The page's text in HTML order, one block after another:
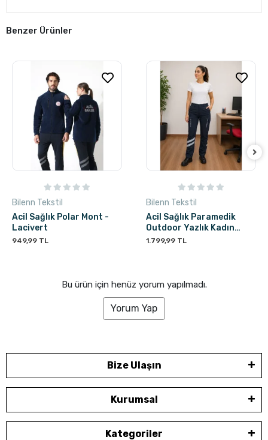
Benzer Ürünler
Bilenn Tekstil
Acil Sağlık Polar Mont -
Lacivert
949,99 TL
Bilenn Tekstil
Acil Sağlık Paramedik
Outdoor Yazlık Kadın
Pantolon - Lacivert
1.799,99 TL
Bu ürün için henüz yorum yapılmadı.
Yorum Yap
Bize Ulaşın
Kurumsal
Kategoriler